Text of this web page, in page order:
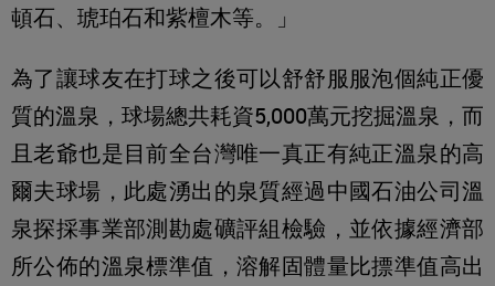
頓石、琥珀石和紫檀木等。」
為了讓球友在打球之後可以舒舒服服泡個純正優
質的溫泉，球場總共耗資5,000萬元挖掘溫泉，而
且老爺也是目前全台灣唯一真正有純正溫泉的高
爾夫球場，此處湧出的泉質經過中國石油公司溫
泉探採事業部測勘處礦評組檢驗，並依據經濟部
所公佈的溫泉標準值，溶解固體量比摽準值高出